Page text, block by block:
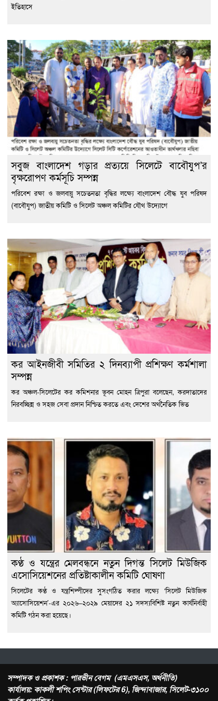
ইতিহাসে
সবুজ বাংলাদেশ গড়ার প্রত্যয়ে সিলেটে বাবৌযুপ’র
বৃক্ষরোপণ কর্মসূচি সম্পন্ন
পরিবেশ রক্ষা ও জলবায়ু সচেতনতা বৃদ্ধির লক্ষ্যে বাংলাদেশ বৌদ্ধ যুব পরিষদ
(বাবৌযুপ) জাতীয় কমিটি ও সিলেট অঞ্চল কমিটির যৌথ উদ্যোগে
কর আইনজীবী সমিতির ২ দিনব্যাপী প্রশিক্ষণ কর্মশালা
সম্পন্ন
কর অঞ্চল-সিলেটের কর কমিশনার ভূবন মোহন ত্রিপুরা বলেছেন, করদাতাদের
নিরবচ্ছিন্ন ও সহজ সেবা প্রদান নিশ্চিত করতে এবং দেশের অর্থনৈতিক ভিত
কণ্ঠ ও যন্ত্রের মেলবন্ধনে নতুন দিগন্ত সিলেট মিউজিক
এসোসিয়েশনের প্রতিষ্টাকালীন কমিটি ঘোষণা
সিলেটের কণ্ঠ ও যন্ত্রশিল্পীদের সুসংগঠিত করার লক্ষ্যে ‘সিলেট মিউজিক
অ্যাসোসিয়েশন’-এর ২০২৬–২০২৯ মেয়াদের ২১ সদস্যবিশিষ্ট নতুন কার্যনির্বাহী
কমিটি গঠন করা হয়েছে।
সম্পাদক ও প্রকাশক : পারভীন বেগম (এমএসএস, অর্থনীতি)
কার্যালয়: কাকলী শপিং সেন্টার (লিফটের 6), জিন্দাবাজার, সিলেট-৩১০০